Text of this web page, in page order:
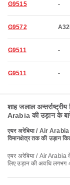
G9515 -
G9572
G9511 -
G9511 -
शाह जलाल
Arabia की उड़ान के
एयर अरेबिया / Air Arabia
विमानक्षेत्र तक की उड़ान
एयर अरेबिया / Air Arabia के साथ शाह जलाल अन्तर्राष्ट्रीय विमानक्षेत्र से शारजाह विमानक्षेत्र के
लिए उड़ान की अवधि लगभग